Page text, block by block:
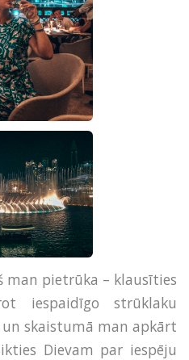
man pietrūka – klausīties
iespaidīgo strūklaku
skaistumā man apkārt
Dievam par iespēju